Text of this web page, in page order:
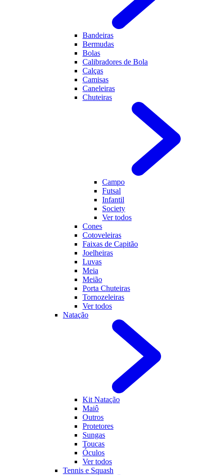
Bandeiras
Bermudas
Bolas
Calibradores de Bola
Calças
Camisas
Caneleiras
Chuteiras
Campo
Futsal
Infantil
Society
Ver todos
Cones
Cotoveleiras
Faixas de Capitão
Joelheiras
Luvas
Meia
Meião
Porta Chuteiras
Tornozeleiras
Ver todos
Natação
Kit Natação
Maiô
Outros
Protetores
Sungas
Toucas
Óculos
Ver todos
Tennis e Squash